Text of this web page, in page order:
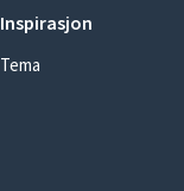
Inspirasjon
Tema